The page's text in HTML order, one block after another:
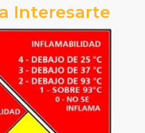
Interesarte